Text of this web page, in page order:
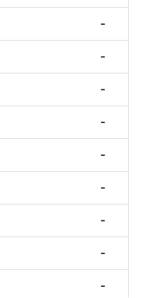
-
-
-
-
-
-
-
-
-